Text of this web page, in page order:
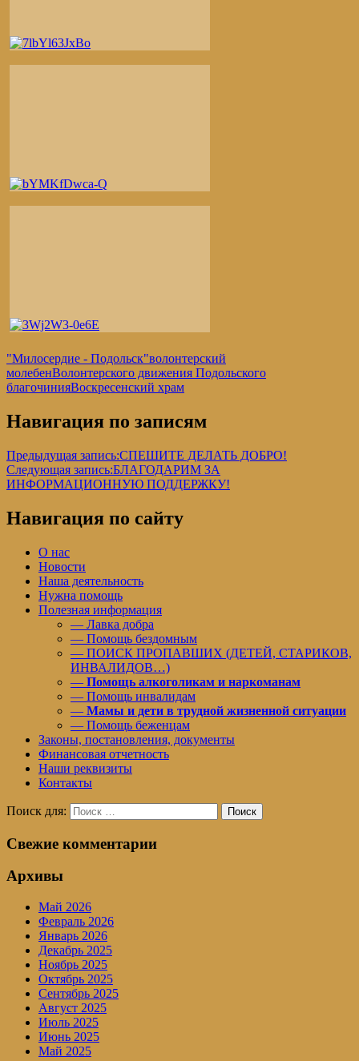
"Милосердие - Подольск"волонтерский
молебенВолонтерского движения Подольского
благочинияВоскресенский храм
Навигация по записям
Предыдущая запись:СПЕШИТЕ ДЕЛАТЬ ДОБРО!
Следующая запись:БЛАГОДАРИМ ЗА
ИНФОРМАЦИОННУЮ ПОДДЕРЖКУ!
Навигация по сайту
О нас
Новости
Наша деятельность
Нужна помощь
Полезная информация
— Лавка добра
— Помощь бездомным
— ПОИСК ПРОПАВШИХ (ДЕТЕЙ, СТАРИКОВ,
ИНВАЛИДОВ…)
— Помощь алкоголикам и наркоманам
— Помощь инвалидам
— Мамы и дети в трудной жизненной ситуации
— Помощь беженцам
Законы, постановления, документы
Финансовая отчетность
Наши реквизиты
Контакты
Поиск для: Поиск
Свежие комментарии
Архивы
Май 2026
Февраль 2026
Январь 2026
Декабрь 2025
Ноябрь 2025
Октябрь 2025
Сентябрь 2025
Август 2025
Июль 2025
Июнь 2025
Май 2025